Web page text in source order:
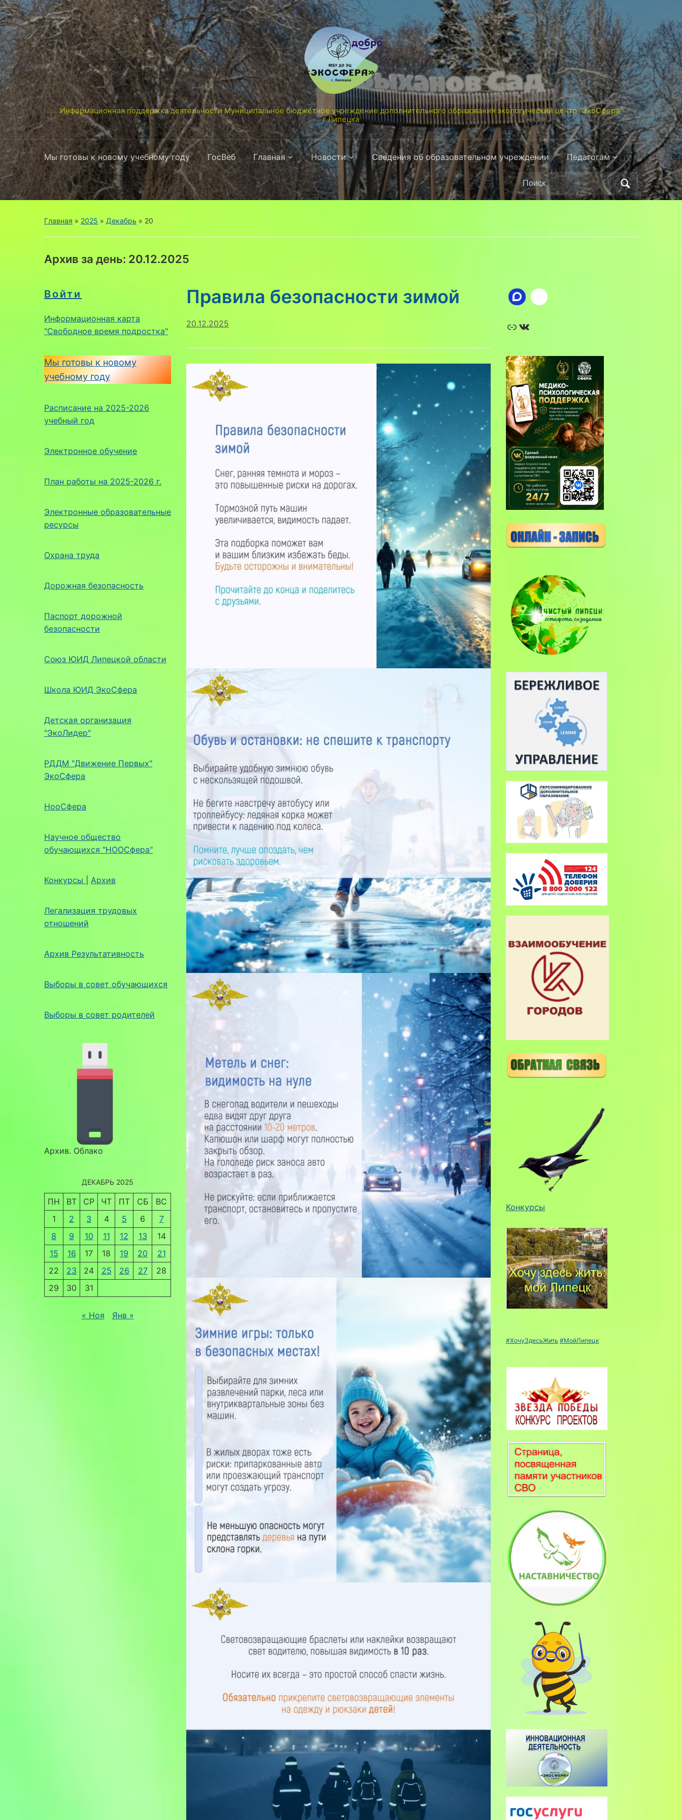
Информационная поддержка деятельности Муниципальное бюджетное учреждение дополнительного образования экологический центр "ЭкоСфера"
г.Липецка
Мы готовы к новому учебному году ГосВеб Главная Новости Сведения об образовательном учреждении Педагогам
Поиск
по:
Главная » 2025 » Декабрь » 20
Архив за день: 20.12.2025
Войти
Информационная карта
"Свободное время подростка"
Мы готовы к новому
учебному году
Расписание на 2025-2026
учебный год
Электронное обучение
План работы на 2025-2026 г.
Электронные образовательные
ресурсы
Охрана труда
Дорожная безопасность
Паспорт дорожной
безопасности
Союз ЮИД Липецкой области
Школа ЮИД ЭкоСфера
Детская организация
"ЭкоЛидер"
РДДМ "Движение Первых"
ЭкоСфера
НооСфера
Научное общество
обучающихся "НООСфера"
Конкурсы Архив
Легализация трудовых
отношений
Архив Результативность
Выборы в совет обучающихся
Выборы в совет родителей
Архив. Облако
ДЕКАБРЬ 2025
ПН ВТ СР ЧТ ПТ СБ
ВС
1
2 3 4 5 6
7
8
9 10 11 12 13
14
15
16 17 18 19 20
21
22
23 24 25 26 27
28
29
30 31
« Ноя Янв »
Правила безопасности зимой
20.12.2025 Ссылка
Конкурсы
#ХочуЗдесьЖить #МойЛипецк